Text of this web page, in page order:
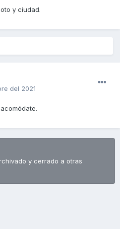
y ciudad.
del 2021
y cerrado a otras